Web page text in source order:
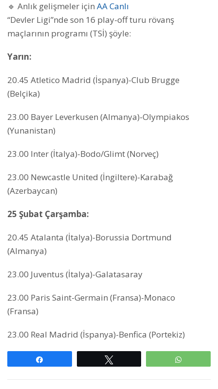
🔹 Anlık gelişmeler için AA Canlı
“Devler Ligi”nde son 16 play-off turu rövanş
maçlarının programı (TSİ) şöyle:
Yarın:
20.45 Atletico Madrid (İspanya)-Club Brugge
(Belçika)
23.00 Bayer Leverkusen (Almanya)-Olympiakos
(Yunanistan)
23.00 Inter (İtalya)-Bodo/Glimt (Norveç)
23.00 Newcastle United (İngiltere)-Karabağ
(Azerbaycan)
25 Şubat Çarşamba:
20.45 Atalanta (İtalya)-Borussia Dortmund
(Almanya)
23.00 Juventus (İtalya)-Galatasaray
23.00 Paris Saint-Germain (Fransa)-Monaco
(Fransa)
23.00 Real Madrid (İspanya)-Benfica (Portekiz)